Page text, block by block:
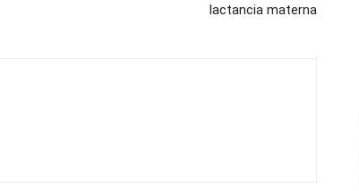
lactancia materna